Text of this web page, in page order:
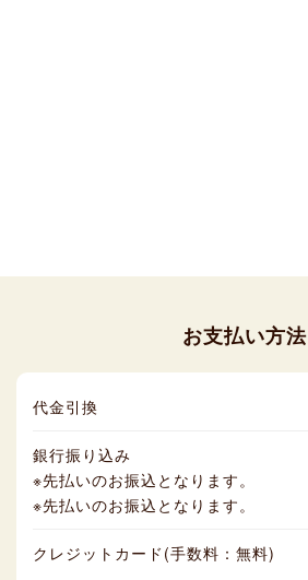
お支払い方法
代金引換
銀行振り込み
※先払いのお振込となります。
※先払いのお振込となります。
クレジットカード(手数料：無料)